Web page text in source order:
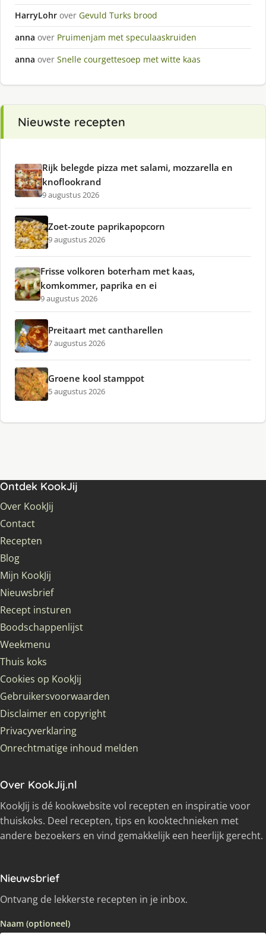
HarryLohr over Gevuld Turks brood
anna over Pruimenjam met speculaaskruiden
anna over Snelle courgettesoep met witte kaas
Nieuwste recepten
Rijk belegde pizza met salami, mozzarella en
knoflookrand
9 augustus 2026
Zoet-zoute paprikapopcorn
9 augustus 2026
Frisse volkoren boterham met kaas,
komkommer, paprika en ei
9 augustus 2026
Preitaart met cantharellen
7 augustus 2026
Groene kool stamppot
5 augustus 2026
Ontdek KookJij
Over KookJij
Contact
Recepten
Blog
Mijn KookJij
Nieuwsbrief
Recept insturen
Boodschappenlijst
Weekmenu
Thuis koks
Cookies op KookJij
Gebruikersvoorwaarden
Disclaimer en copyright
Privacyverklaring
Onrechtmatige inhoud melden
Over KookJij.nl
KookJij is dé kookwebsite vol recepten en inspiratie voor
thuiskoks. Deel recepten, tips en kooktechnieken met
andere bezoekers en vind gemakkelijk een heerlijk gerecht.
Nieuwsbrief
Ontvang de lekkerste recepten in je inbox.
Naam (optioneel)